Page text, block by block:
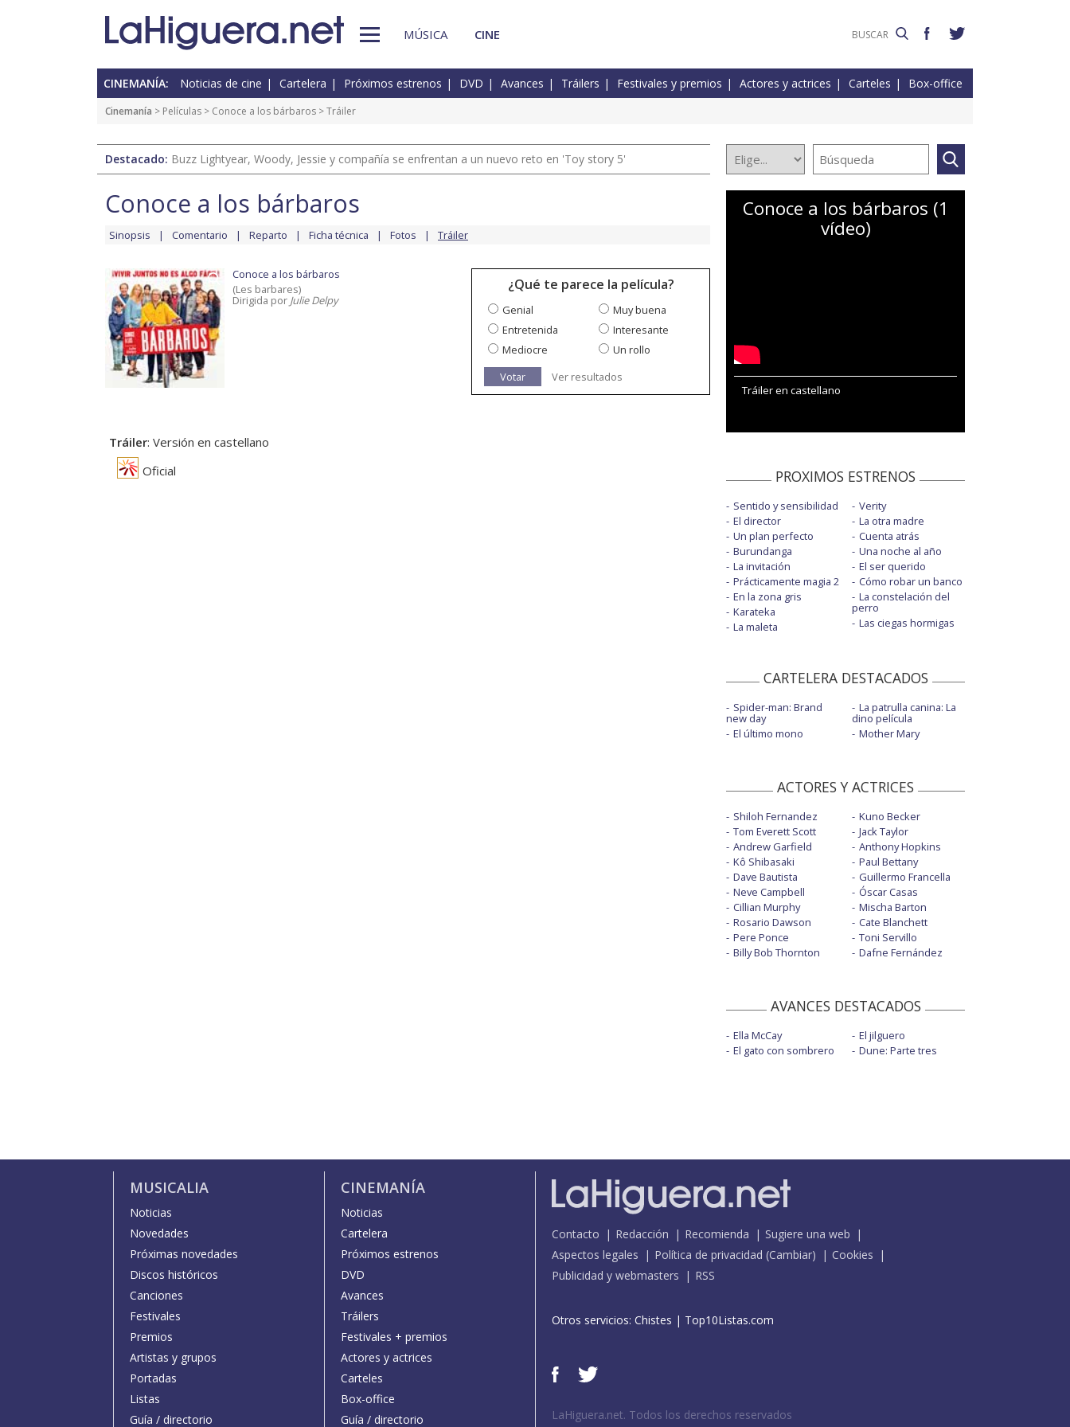
MÚSICA CINE
CINEMANÍA: Noticias de cine Cartelera Próximos estrenos DVD Avances Tráilers Festivales y premios Actores y actrices Carteles Box-office
Cinemanía > Películas > Conoce a los bárbaros > Tráiler
Destacado: Buzz Lightyear, Woody, Jessie y compañía se enfrentan a un nuevo reto en 'Toy story 5'
Conoce a los bárbaros
Sinopsis Comentario Reparto Ficha técnica Fotos Tráiler
Conoce a los bárbaros
(Les barbares)
Dirigida por Julie Delpy
¿Qué te parece la película?
Genial
Muy buena
Entretenida
Interesante
Mediocre
Un rollo
Votar
Ver resultados
Tráiler: Versión en castellano
Oficial
Conoce a los bárbaros (1
vídeo)
Tráiler en castellano
PROXIMOS ESTRENOS
Sentido y sensibilidad
El director
Un plan perfecto
Burundanga
La invitación
Prácticamente magia 2
En la zona gris
Karateka
La maleta
Verity
La otra madre
Cuenta atrás
Una noche al año
El ser querido
Cómo robar un banco
La constelación del
perro
Las ciegas hormigas
CARTELERA DESTACADOS
Spider-man: Brand
new day
El último mono
La patrulla canina: La
dino película
Mother Mary
ACTORES Y ACTRICES
Shiloh Fernandez
Tom Everett Scott
Andrew Garfield
Kô Shibasaki
Dave Bautista
Neve Campbell
Cillian Murphy
Rosario Dawson
Pere Ponce
Billy Bob Thornton
Kuno Becker
Jack Taylor
Anthony Hopkins
Paul Bettany
Guillermo Francella
Óscar Casas
Mischa Barton
Cate Blanchett
Toni Servillo
Dafne Fernández
AVANCES DESTACADOS
Ella McCay
El gato con sombrero
El jilguero
Dune: Parte tres
MUSICALIA
Noticias
Novedades
Próximas novedades
Discos históricos
Canciones
Festivales
Premios
Artistas y grupos
Portadas
Listas
Guía / directorio
CINEMANÍA
Noticias
Cartelera
Próximos estrenos
DVD
Avances
Tráilers
Festivales + premios
Actores y actrices
Carteles
Box-office
Guía / directorio
Contacto Redacción Recomienda
Sugiere una web
Aspectos legales
Política de privacidad (Cambiar)
Cookies
Publicidad y webmasters
RSS
Otros servicios: Chistes | Top10Listas.com
LaHiguera.net. Todos los derechos reservados